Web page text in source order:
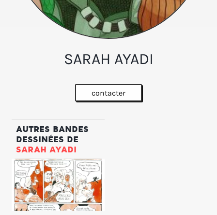
SARAH AYADI
contacter
AUTRES BANDES
DESSINÉES DE
SARAH AYADI